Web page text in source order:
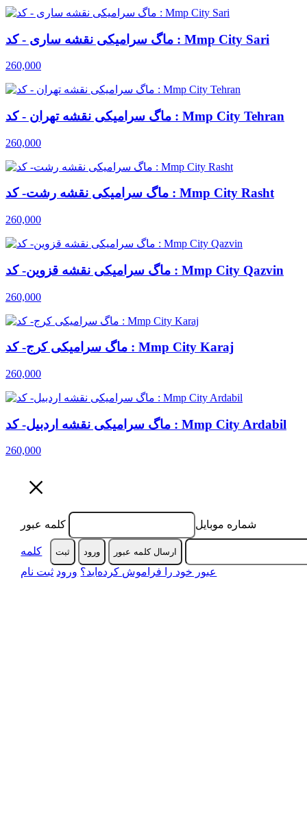
ماگ سرامیکی نقشه ساری - کد : Mmp City Sari
260,000
ماگ سرامیکی نقشه تهران - کد : Mmp City Tehran
260,000
ماگ سرامیکی نقشه رشت- کد : Mmp City Rasht
260,000
ماگ سرامیکی نقشه قزوین- کد : Mmp City Qazvin
260,000
ماگ سرامیکی کرج- کد : Mmp City Karaj
260,000
ماگ سرامیکی نقشه اردبیل- کد : Mmp City Ardabil
260,000
×
شماره موبایل کلمه عبور
ارسال کلمه عبور ورود ثبت‌
کلمه
عبور خود را فراموش کرده‌اید؟ ورود ثبت نام